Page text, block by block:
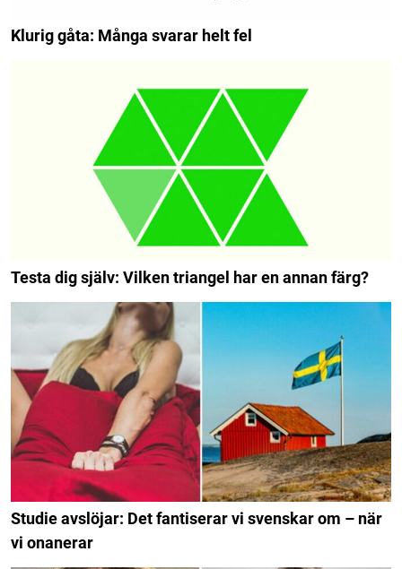
Klurig gåta: Många svarar helt fel
Testa dig själv: Vilken triangel har en annan färg?
Studie avslöjar: Det fantiserar vi svenskar om – när
vi onanerar